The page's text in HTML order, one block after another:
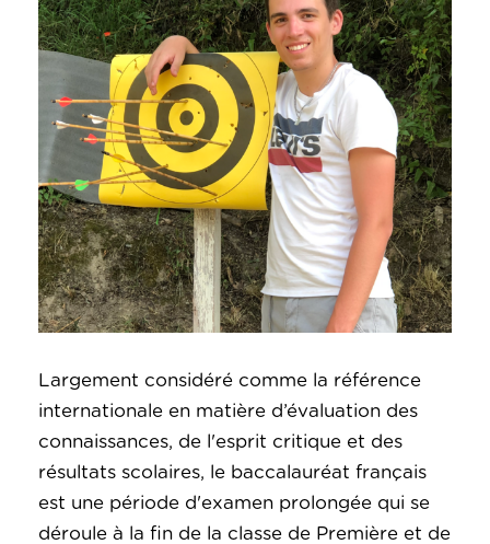
Largement considéré comme la référence
internationale en matière d’évaluation des
connaissances, de l'esprit critique et des
résultats scolaires, le baccalauréat français
est une période d'examen prolongée qui se
déroule à la fin de la classe de Première et de